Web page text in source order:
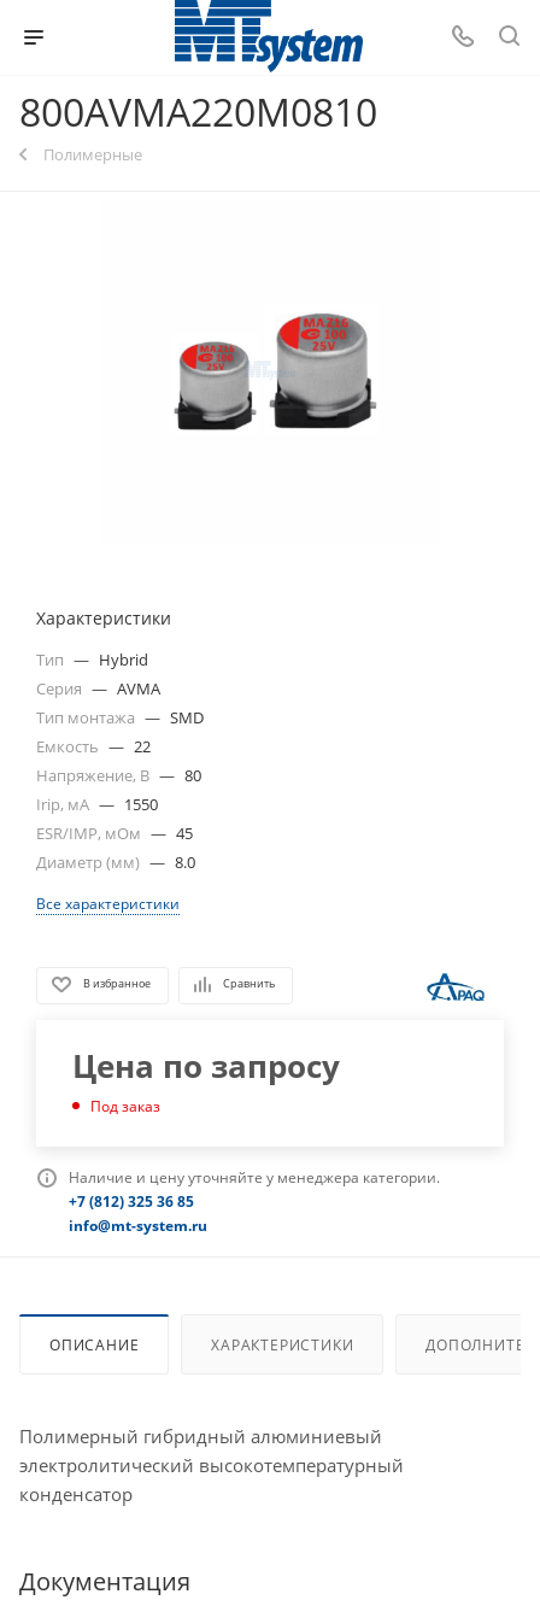
800AVMA220M0810
Полимерные
Характеристики
Тип — Hybrid
Серия — AVMA
Тип монтажа — SMD
Емкость — 22
Напряжение, В — 80
Irip, мА — 1550
ESR/IMP, мОм — 45
Диаметр (мм) — 8.0
Все характеристики
В избранное Сравнить
Цена по запросу
Под заказ
Наличие и цену уточняйте у менеджера категории.
+7 (812) 325 36 85
info@mt-system.ru
ОПИСАНИЕ ХАРАКТЕРИСТИКИ
Полимерный гибридный алюминиевый
электролитический высокотемпературный
конденсатор
Документация